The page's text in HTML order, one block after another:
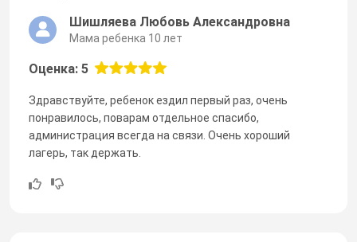
Шишляева Любовь Александровна
Мама ребенка 10 лет
Оценка: 5
Здравствуйте, ребенок ездил первый раз, очень
понравилось, поварам отдельное спасибо,
администрация всегда на связи. Очень хороший
лагерь, так держать.